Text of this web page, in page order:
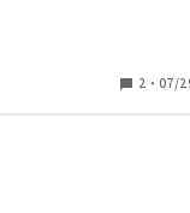
係の方です。
切なので。
とおもいますが、厳し
車椅子自走されていま
。圧痛もなし。腸蠕
る回診まで続くようで
拠と共に介護士さんに
ら痛がるなんておかし
うが良い」といった反
2 ・ 07/